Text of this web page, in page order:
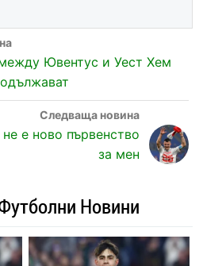
Ювентус и Уест Хем
е ново първенство
за мен
Новини